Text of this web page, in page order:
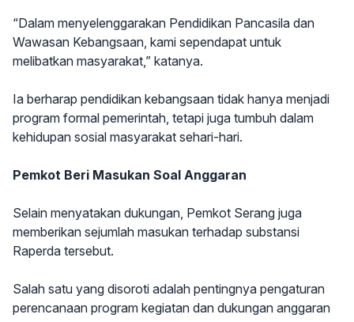
“Dalam menyelenggarakan Pendidikan Pancasila dan
Wawasan Kebangsaan, kami sependapat untuk
melibatkan masyarakat,” katanya.
Ia berharap pendidikan kebangsaan tidak hanya menjadi
program formal pemerintah, tetapi juga tumbuh dalam
kehidupan sosial masyarakat sehari-hari.
Pemkot Beri Masukan Soal Anggaran
Selain menyatakan dukungan, Pemkot Serang juga
memberikan sejumlah masukan terhadap substansi
Raperda tersebut.
Salah satu yang disoroti adalah pentingnya pengaturan
perencanaan program kegiatan dan dukungan anggaran